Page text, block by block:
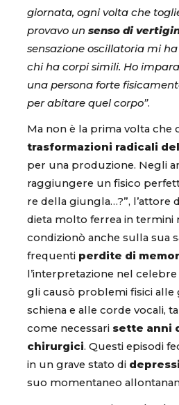
giornata, ogni volta che
provavo un senso di
sensazione oscillatoria mi
chi ha corpi simili. Ho
una persona forte
per abitare quel corpo”.
Ma non è la prima volta che
trasformazioni radicali
per una produzione. Negli
raggiungere un fisico
re della giungla…?”, l’attore
dieta molto ferrea in termini
condizionò anche sulla sua
frequenti perdite di
l’interpretazione nel celebre
gli causò problemi fisici alle
schiena e alle corde vocali,
come necessari sette anni
chirurgici. Questi episodi
in un grave stato di
suo momentaneo